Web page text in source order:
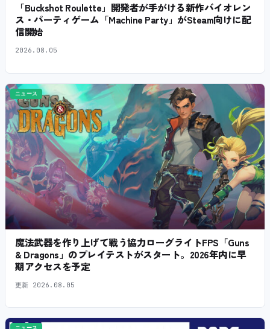
「Buckshot Roulette」開発者が手がける新作バイオレン
ス・パーティゲーム「Machine Party」がSteam向けに配
信開始
2026.08.05
ニュース
魔法武器を作り上げて戦う協力ローグライトFPS「Guns
& Dragons」のプレイテストがスタート。2026年内に早
期アクセスを予定
更新 2026.08.05